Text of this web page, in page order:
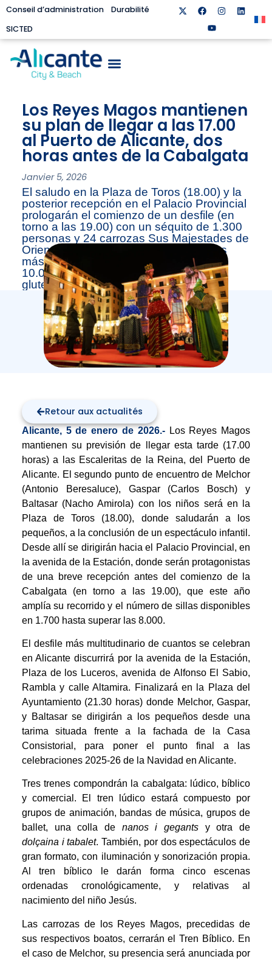
Conseil d’administration
Durabilité
SICTED
Los Reyes Magos mantienen
su plan de llegar a las 17.00
al Puerto de Alicante, dos
horas antes de la Cabalgata
Janvier 5, 2026
El saludo en la Plaza de Toros (18.00) y la
posterior recepción en el Palacio Provincial
prologarán el comienzo de un desfile (en
torno a las 19.00) con un séquito de 1.300
personas y 24 carrozas Sus Majestades de
Oriente tienen previsto repartir entre los
más pequeños unos 20.000 regalos y
10.000 kilos de caramelos blandos sin
gluten.
Retour aux actualités
Alicante, 5 de enero de 2026.-Los Reyes Magos
mantienen su previsión de llegar esta tarde (17.00
horas) a las Escaleritas de la Reina, del Puerto de
Alicante. El segundo punto de encuentro de Melchor
(Antonio Beresaluce), Gaspar (Carlos Bosch) y
Baltasar (Nacho Amirola) con los niños será en la
Plaza de Toros (18.00), donde saludarán a los
pequeños, a la conclusión de un espectáculo infantil.
Desde allí se dirigirán hacia el Palacio Provincial, en
la avenida de la Estación, donde serán protagonistas
de una breve recepción antes del comienzo de la
Cabalgata (en torno a las 19.00), que este año
amplía su recorrido y el número de sillas disponibles
en 1.700 hasta superar las 8.000.
El desfile más multitudinario de cuantos se celebran
en Alicante discurrirá por la avenida de la Estación,
Plaza de los Luceros, avenida de Alfonso El Sabio,
Rambla y calle Altamira. Finalizará en la Plaza del
Ayuntamiento (21.30 horas) donde Melchor, Gaspar,
y Baltasar se dirigirán a los pequeños desde una
tarima situada frente a la fachada de la Casa
Consistorial, para poner el punto final a las
celebraciones 2025-26 de la Navidad en Alicante.
Tres trenes compondrán la cabalgata: lúdico, bíblico
y comercial. El tren lúdico estará compuesto por
grupos de animación, bandas de música, grupos de
ballet, una colla de nanos i gegants y otra de
dolçaina i tabalet. También, por dos espectáculos de
gran formato, con iluminación y sonorización propia.
Al tren bíblico le darán forma cinco escenas
ordenadas cronológicamente, y relativas al
nacimiento del niño Jesús.
Las carrozas de los Reyes Magos, precedidas de
sus respectivos boatos, cerrarán el Tren Bíblico. En
el caso de Melchor, su presencia será anunciada por